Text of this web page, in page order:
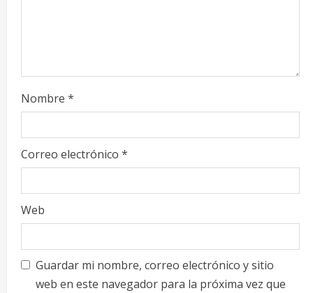
Nombre *
Correo electrónico *
Web
Guardar mi nombre, correo electrónico y sitio
web en este navegador para la próxima vez que